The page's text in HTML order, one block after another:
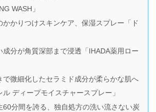
WASH」
かかりつけスキンケア、保湿スプレー「ド
成分が角質深部まで浸透「IHADA薬用ロー
で微細化したセラミド成分が柔らかな肌へ
ディープモイスチャースプレー」
60分間を誇る、独自処方の洗い流さない炭